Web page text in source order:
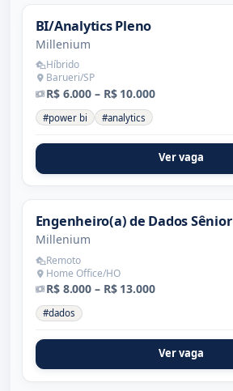
BI/Analytics Pleno
Millenium
Híbrido
Barueri/SP
R$ 6.000 – R$ 10.000
#power bi #analytics
Ver vaga
Engenheiro(a) de Dados Sênior
Millenium
Remoto
Home Office/HO
R$ 8.000 – R$ 13.000
#dados
Ver vaga